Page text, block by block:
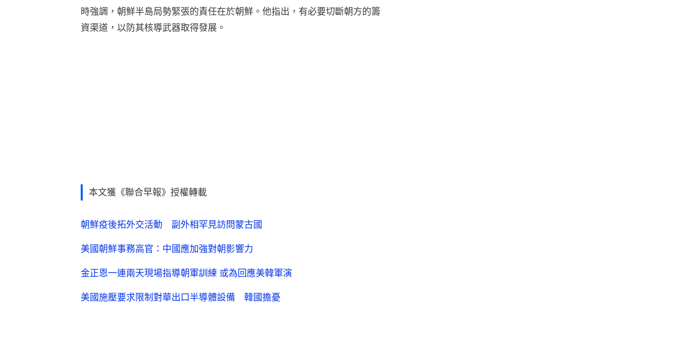
時強調，朝鮮半島局勢緊張的責任在於朝鮮。他指出，有必要切斷朝方的籌
資渠道，以防其核導武器取得發展。
本文獲《聯合早報》授權轉載
朝鮮疫後拓外交活動 副外相罕見訪問蒙古國
美國朝鮮事務高官：中國應加強對朝影響力
金正恩一連兩天現場指導朝軍訓練 或為回應美韓軍演
美國施壓要求限制對華出口半導體設備 韓國擔憂